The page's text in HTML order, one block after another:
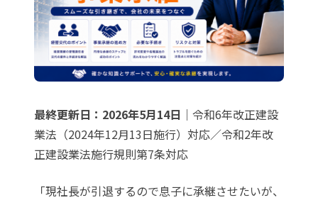
最終更新日：2026年5月14日 ｜令和6年改正建設
業法（2024年12月13日施行）対応／令和2年改
正建設業法施行規則第7条対応
「現社長が引退するので息子に承継させたいが、